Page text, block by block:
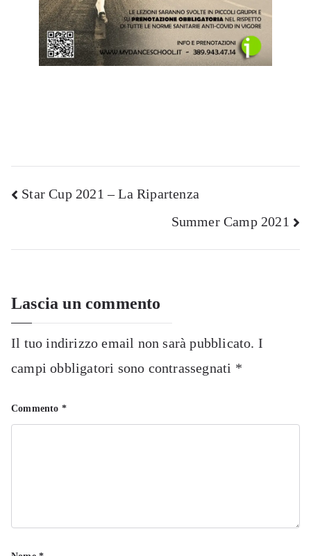
Navigazione
articoli
Star Cup 2021 – La Ripartenza
Summer Camp 2021
Lascia un commento
Il tuo indirizzo email non sarà pubblicato. I
campi obbligatori sono contrassegnati *
Commento *